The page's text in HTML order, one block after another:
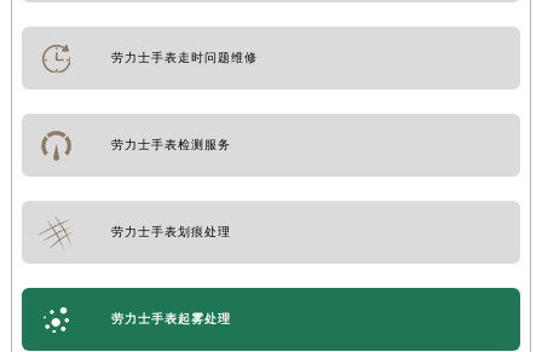
劳力士手表走时问题维修
劳力士手表检测服务
劳力士手表划痕处理
劳力士手表起雾处理